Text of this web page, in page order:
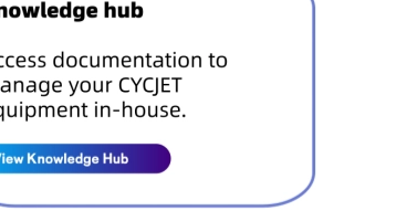
CYCJET 40点阵按需喷墨大型字符在线工业喷
性能且运行成本更低